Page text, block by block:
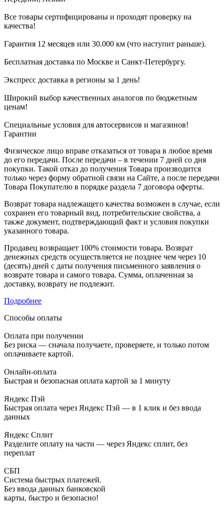
Все товары сертифицированы и проходят проверку на
качества!
Гарантия 12 месяцев или 30.000 км (что наступит раньше).
Бесплатная доставка по Москве и Санкт-Петербургу.
Экспресс доставка в регионы за 1 день!
Широкий выбор качественных аналогов по бюджетным
ценам!
Специальные условия для автосервисов и магазинов!
Гарантии
Физическое лицо вправе отказаться от товара в любое время
до его передачи. После передачи – в течении 7 дней со дня
покупки. Такой отказ до получения Товара производится
только через форму обратной связи на Сайте, а после передачи
Товара Покупателю в порядке раздела 7 договора оферты.
Возврат товара надлежащего качества возможен в случае, если
сохранен его товарный вид, потребительские свойства, а
также документ, подтверждающий факт и условия покупки
указанного товара.
Продавец возвращает 100% стоимости товара. Возврат
денежных средств осуществляется не позднее чем через 10
(десять) дней с даты получения письменного заявления о
возврате товара и самого товара. Сумма, оплаченная за
доставку, возврату не подлежит.
Подробнее
Способы оплаты
Оплата при получении
Без риска — сначала получаете, проверяете, и только потом
оплачиваете картой.
Онлайн-оплата
Быстрая и безопасная оплата картой за 1 минуту
Яндекс Пэй
Быстрая оплата через Яндекс Пэй — в 1 клик и без ввода
данных
Яндекс Сплит
Разделите оплату на части — через Яндекс сплит, без
переплат
СБП
Система быстрых платежей.
Без ввода данных банковской
карты, быстро и безопасно!